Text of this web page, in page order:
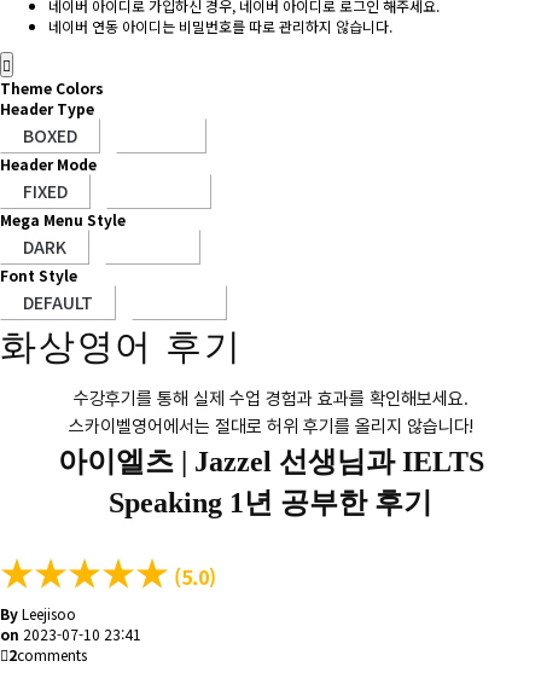
네이버 아이디로 가입하신 경우, 네이버 아이디로 로그인 해주세요.
네이버 연동 아이디는 비밀번호를 따로 관리하지 않습니다.
Theme Colors
Header Type
Header Mode
Mega Menu Style
Font Style
화상영어 후기
수강후기를 통해 실제 수업 경험과 효과를 확인해보세요.
스카이벨영어에서는 절대로 허위 후기를 올리지 않습니다!
아이엘츠 | Jazzel 선생님과 IELTS
Speaking 1년 공부한 후기
★★★★★ (5.0)
ByLeejisoo
on 2023-07-10 23:41
2comments